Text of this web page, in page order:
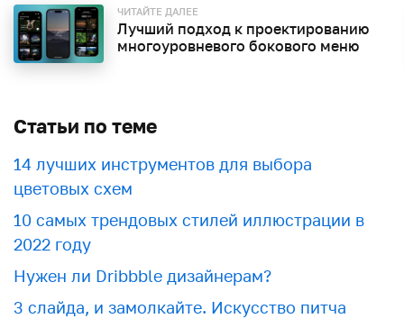
ЧИТАЙТЕ ДАЛЕЕ
Лучший подход к проектированию
многоуровневого бокового меню
Статьи по теме
​​14 лучших инструментов для выбора
цветовых схем
10 самых трендовых стилей иллюстрации в
2022 году
Нужен ли Dribbble дизайнерам?
3 слайда, и замолкайте. Искусство питча